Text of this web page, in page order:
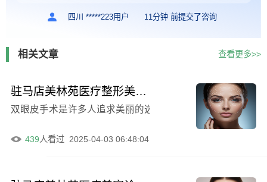
四川 *****223用户 11分钟 前提交了咨询
相关文章 查看更多>>
驻马店美林苑医疗整形美容诊所双眼皮无需开刀你了解嘛！快来看看效果~
双眼皮手术是许多人追求美丽的选择之一。然而，传统的双
2025-04-03 06:48:04
439人看过